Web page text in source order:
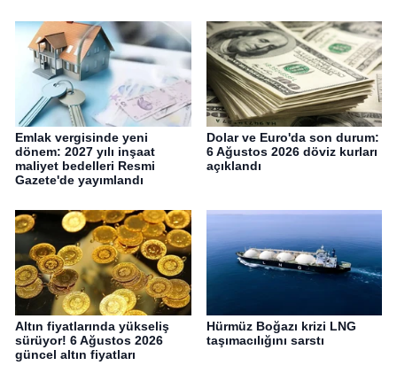
Emlak vergisinde yeni
dönem: 2027 yılı inşaat
maliyet bedelleri Resmi
Gazete'de yayımlandı
Dolar ve Euro'da son durum:
6 Ağustos 2026 döviz kurları
açıklandı
Altın fiyatlarında yükseliş
sürüyor! 6 Ağustos 2026
güncel altın fiyatları
Hürmüz Boğazı krizi LNG
taşımacılığını sarstı